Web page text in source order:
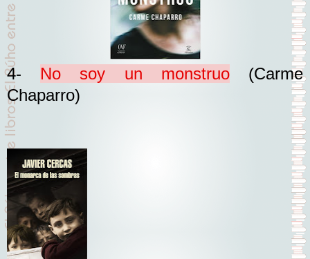
4- No soy un monstruo(Carme
Chaparro)